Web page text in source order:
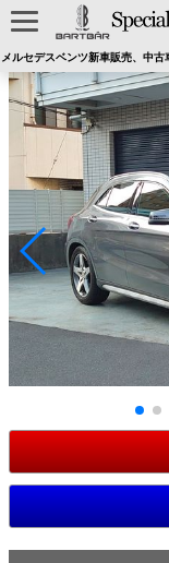
メルセデスベンツ新車販売、中